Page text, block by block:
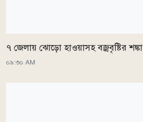
৭ জেলায় ঝোড়ো হাওয়াসহ বজ্রবৃষ্টির শঙ্কা
০৯:৩০ AM